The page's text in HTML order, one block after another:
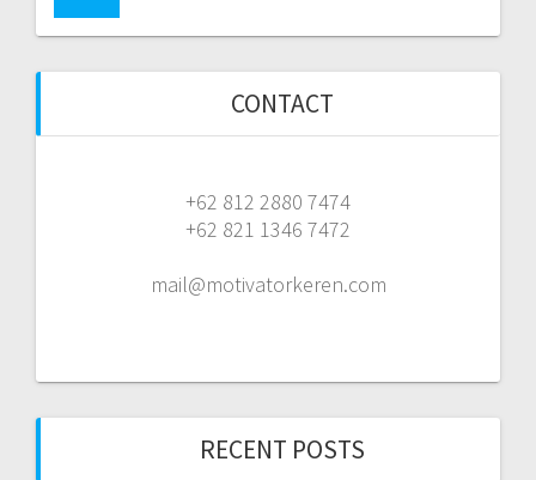
CONTACT
+62 812 2880 7474
+62 821 1346 7472
mail@motivatorkeren.com
RECENT POSTS